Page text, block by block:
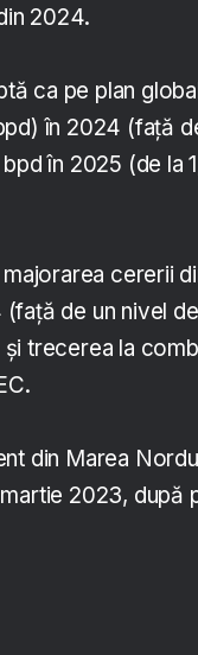
2024.
ca pe plan
în 2024 (faţă
în 2025 (de la
cererii
de un nivel
trecerea la
din Marea
2023, după